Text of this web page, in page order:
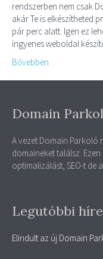
rendszerben nem csak
akár Te is elkészítheted
pár perc alatt. Igen ez
ingyenes weboldal
Bővebben
Domain
A vezet Domain Parkoló
domaineket találsz.
optimalizálást, SEO-t de
Legutóbbi
Elindult az új Domain